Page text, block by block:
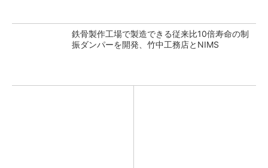
鉄骨製作工場で製造できる従来比10倍寿命の制
振ダンパーを開発、竹中工務店とNIMS